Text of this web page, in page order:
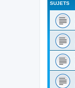
SUJETS